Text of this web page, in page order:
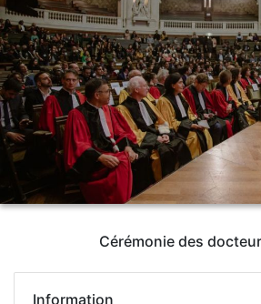
Cérémonie des
Information